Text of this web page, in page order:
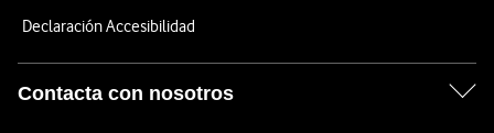
Declaración Accesibilidad
Contacta con nosotros